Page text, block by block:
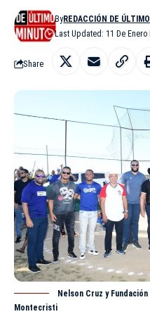
Last Updated: 11 De Enero
ByREDACCIÓN DE
Share
Nelson Cruz y
Montecristi